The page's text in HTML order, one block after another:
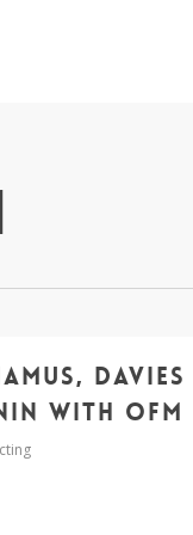
Davies
with OFM